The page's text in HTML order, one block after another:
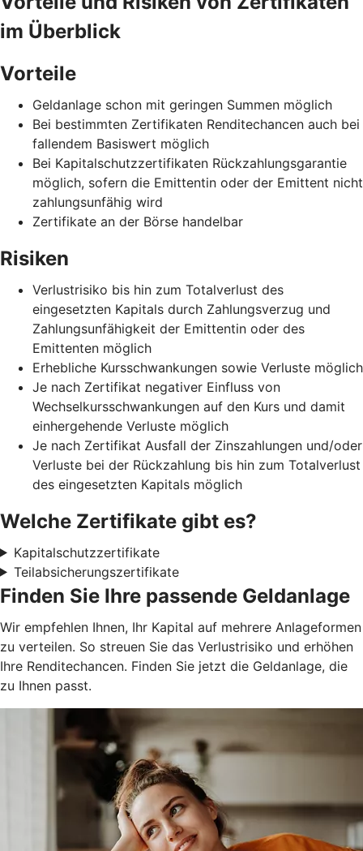
im Überblick
Vorteile
Geldanlage schon mit geringen Summen möglich
Bei bestimmten Zertifikaten Renditechancen auch bei
fallendem Basiswert möglich
Bei Kapitalschutzzertifikaten Rückzahlungsgarantie
möglich, sofern die Emittentin oder der Emittent nicht
zahlungsunfähig wird
Zertifikate an der Börse handelbar
Risiken
Verlustrisiko bis hin zum Totalverlust des
eingesetzten Kapitals durch Zahlungsverzug und
Zahlungsunfähigkeit der Emittentin oder des
Emittenten möglich
Erhebliche Kursschwankungen sowie Verluste möglich
Je nach Zertifikat negativer Einfluss von
Wechselkursschwankungen auf den Kurs und damit
einhergehende Verluste möglich
Je nach Zertifikat Ausfall der Zinszahlungen und/oder
Verluste bei der Rückzahlung bis hin zum Totalverlust
des eingesetzten Kapitals möglich
Welche Zertifikate gibt es?
Kapitalschutzzertifikate
Teilabsicherungszertifikate
Finden Sie Ihre passende Geldanlage
Wir empfehlen Ihnen, Ihr Kapital auf mehrere Anlageformen
zu verteilen. So streuen Sie das Verlustrisiko und erhöhen
Ihre Renditechancen. Finden Sie jetzt die Geldanlage, die
zu Ihnen passt.